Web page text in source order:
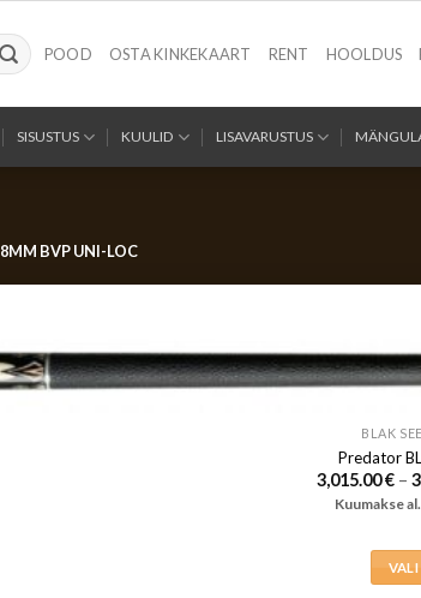
POOD OSTA KINKEKAART RENT HOOLDUS
SISUSTUS KUULID LISAVARUSTUS
BVP UNI-LOC
BLAK
Predator
3,015.00€ –
Kuumakse al.
VALI